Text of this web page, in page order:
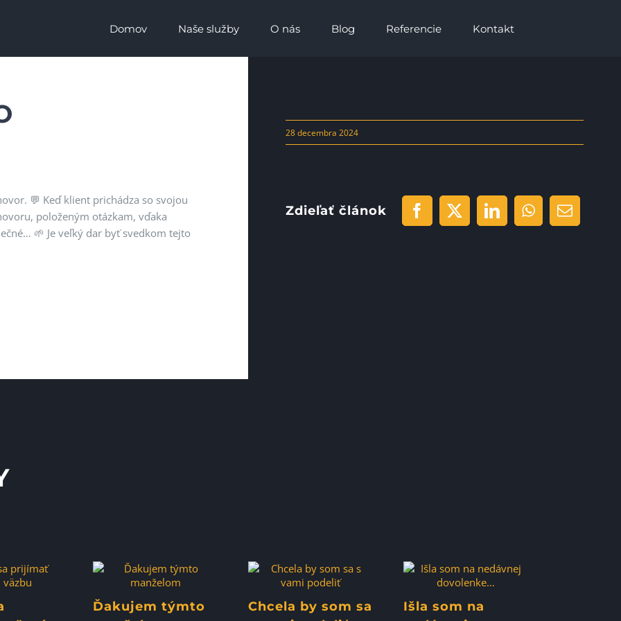
Domov Naše služby O nás Blog Referencie Kontakt
💬 Keď klient prichádza so svojou
položeným otázkam, vďaka
🌱 Je veľký dar byť svedkom tejto
28 decembra 2024
Zdieľať článok
Ďakujem týmto
Chcela by som sa
Išla som na